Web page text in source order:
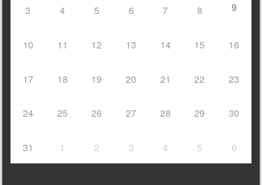
3 4 5 6 7 8 9
10 11 12 13 14 15 16
17 18 19 20 21 22 23
24 25 26 27 28 29 30
31 1 2 3 4 5 6